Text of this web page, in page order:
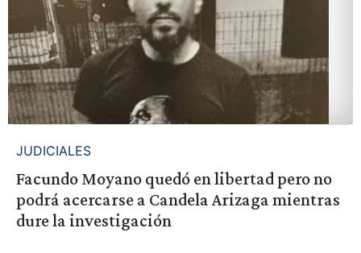
JUDICIALES
Facundo Moyano quedó en libertad pero no
podrá acercarse a Candela Arizaga mientras
dure la investigación